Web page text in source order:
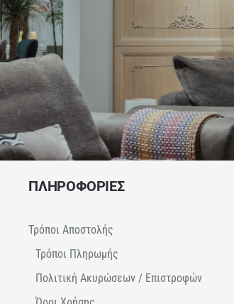
ΠΛΗΡΟΦΟΡΙΕΣ
Τρόποι Αποστολής
Τρόποι Πληρωμής
Πολιτική Ακυρώσεων / Επιστροφών